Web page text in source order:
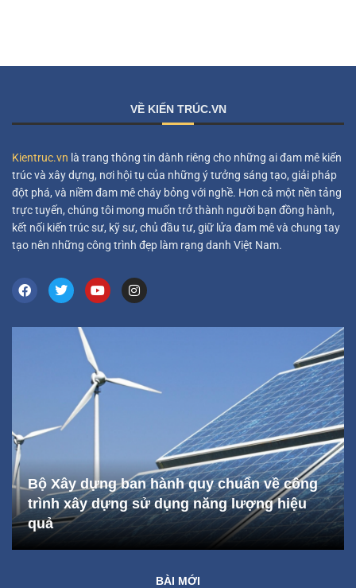
VỀ KIẾN TRÚC.VN
Kientruc.vn là trang thông tin dành riêng cho những ai đam mê kiến
trúc và xây dựng, nơi hội tụ của những ý tưởng sáng tạo, giải pháp
đột phá, và niềm đam mê cháy bỏng với nghề. Hơn cả một nền tảng
trực tuyến, chúng tôi mong muốn trở thành người bạn đồng hành,
kết nối kiến trúc sư, kỹ sư, chủ đầu tư, giữ lửa đam mê và chung tay
tạo nên những công trình đẹp làm rạng danh Việt Nam.
Bộ Xây dựng ban hành quy chuẩn về công
trình xây dựng sử dụng năng lượng hiệu
quả
BÀI MỚI